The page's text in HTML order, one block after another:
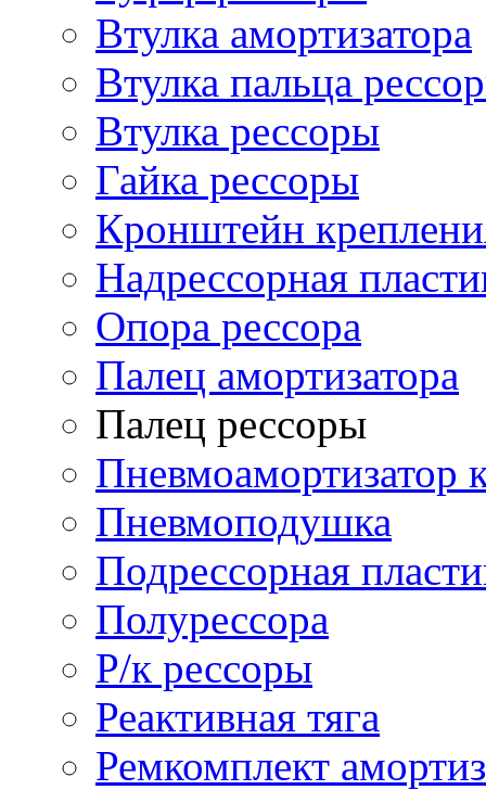
Втулка амортизатора
Втулка пальца
Втулка рессоры
Гайка рессоры
Кронштейн
Надрессорная
Опора рессора
Палец амортизатора
Палец рессоры
Пневмоамортизатор
Пневмоподушка
Подрессорная
Полурессора
Р/к рессоры
Реактивная тяга
Ремкомплект